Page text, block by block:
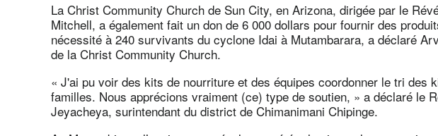
La Christ Community Church de Sun City, en Arizona, dirigée par le
Mitchell, a également fait un don de 6 000 dollars pour fournir des
nécessité à 240 survivants du cyclone Idai à Mutambarara, a déclaré
de la Christ Community Church.
« J'ai pu voir des kits de nourriture et des équipes coordonner le tri des
familles. Nous apprécions vraiment (ce) type de soutien, » a déclaré le
Jeyacheya, surintendant du district de Chimanimani Chipinge.